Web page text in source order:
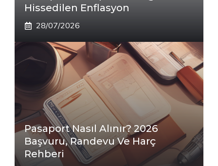
Hissedilen Enflasyon
28/07/2026
Pasaport Nasıl Alınır? 2026
Başvuru, Randevu Ve Harç
Rehberi